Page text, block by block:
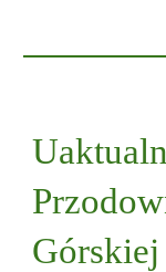
Górskiej